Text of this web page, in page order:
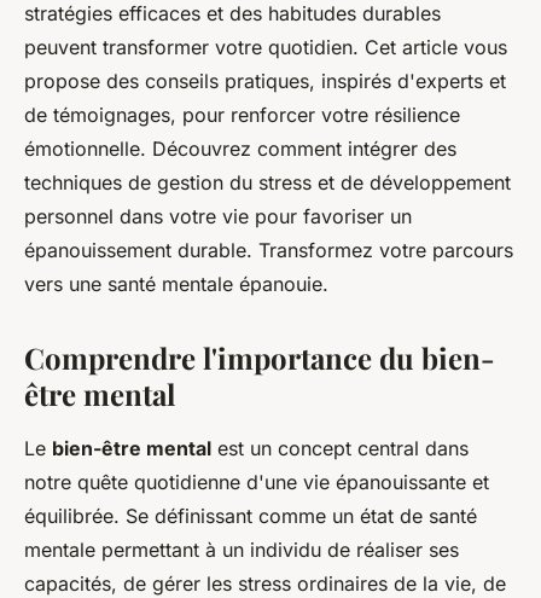
stratégies efficaces et des habitudes durables
peuvent transformer votre quotidien. Cet article vous
propose des conseils pratiques, inspirés d'experts et
de témoignages, pour renforcer votre résilience
émotionnelle. Découvrez comment intégrer des
techniques de gestion du stress et de développement
personnel dans votre vie pour favoriser un
épanouissement durable. Transformez votre parcours
vers une santé mentale épanouie.
Comprendre l'importance du bien-
être mental
Le bien-être mental est un concept central dans
notre quête quotidienne d'une vie épanouissante et
équilibrée. Se définissant comme un état de santé
mentale permettant à un individu de réaliser ses
capacités, de gérer les stress ordinaires de la vie, de